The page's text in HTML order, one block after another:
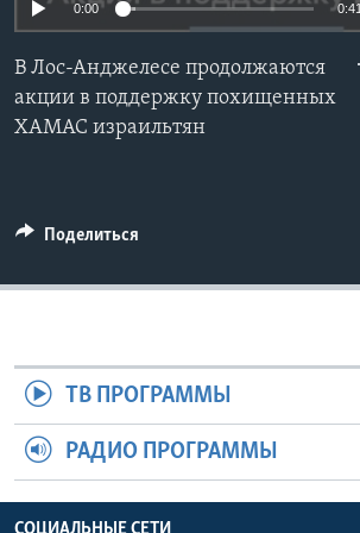
СОЦИАЛЬНЫЕ СЕТИ
0:00 0:41
В Лос-Анджелесе продолжаются
акции в поддержку похищенных
ХАМАС израильтян
Поделиться
ТВ ПРОГРАММЫ
РАДИО ПРОГРАММЫ